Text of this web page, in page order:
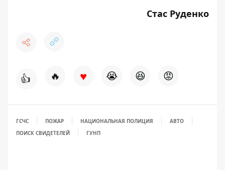
Стас Руденко
👍 🔥 ♥ 😭 😆 😡
ГСЧС ПОЖАР НАЦИОНАЛЬНАЯ ПОЛИЦИЯ
АВТО
ПОИСК СВИДЕТЕЛЕЙ
ГУНП